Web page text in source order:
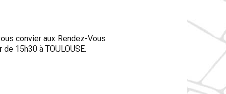
convier aux Rendez-Vous
15h30 à TOULOUSE.